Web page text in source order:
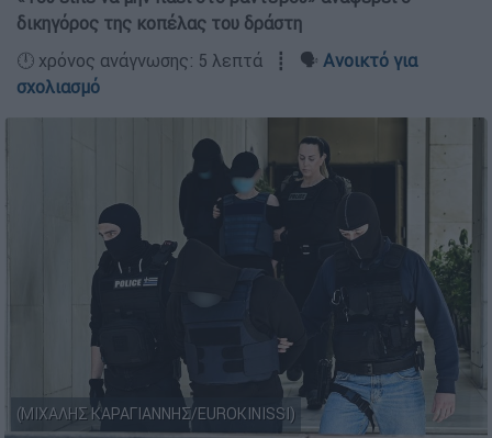
δικηγόρος της κοπέλας του δράστη
🕛 χρόνος ανάγνωσης: 5 λεπτά ┋ 🗣️ Ανοικτό για
σχολιασμό
(ΜΙΧΑΛΗΣ ΚΑΡΑΓΙΑΝΝΗΣ/EUROKINISSI)